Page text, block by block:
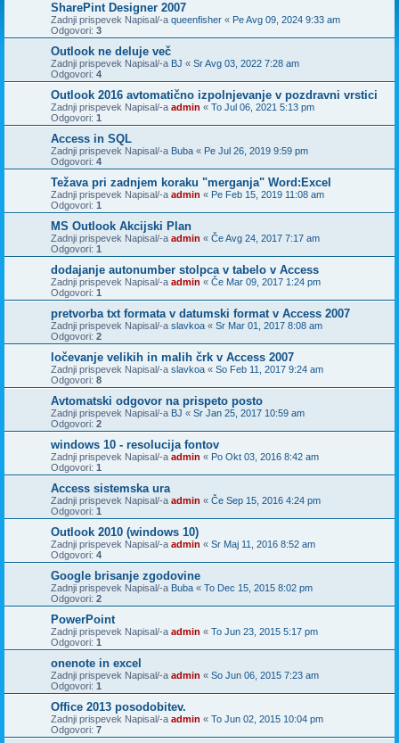
SharePint Designer 2007
Zadnji prispevek Napisal/-a queenfisher « Pe Avg 09, 2024 9:33 am
Odgovori: 3
Outlook ne deluje več
Zadnji prispevek Napisal/-a BJ « Sr Avg 03, 2022 7:28 am
Odgovori: 4
Outlook 2016 avtomatično izpolnjevanje v pozdravni vrstici
Zadnji prispevek Napisal/-a admin « To Jul 06, 2021 5:13 pm
Odgovori: 1
Access in SQL
Zadnji prispevek Napisal/-a Buba « Pe Jul 26, 2019 9:59 pm
Odgovori: 4
Težava pri zadnjem koraku "merganja" Word:Excel
Zadnji prispevek Napisal/-a admin « Pe Feb 15, 2019 11:08 am
Odgovori: 1
MS Outlook Akcijski Plan
Zadnji prispevek Napisal/-a admin « Če Avg 24, 2017 7:17 am
Odgovori: 1
dodajanje autonumber stolpca v tabelo v Access
Zadnji prispevek Napisal/-a admin « Če Mar 09, 2017 1:24 pm
Odgovori: 1
pretvorba txt formata v datumski format v Access 2007
Zadnji prispevek Napisal/-a slavkoa « Sr Mar 01, 2017 8:08 am
Odgovori: 2
ločevanje velikih in malih črk v Access 2007
Zadnji prispevek Napisal/-a slavkoa « So Feb 11, 2017 9:24 am
Odgovori: 8
Avtomatski odgovor na prispeto posto
Zadnji prispevek Napisal/-a BJ « Sr Jan 25, 2017 10:59 am
Odgovori: 2
windows 10 - resolucija fontov
Zadnji prispevek Napisal/-a admin « Po Okt 03, 2016 8:42 am
Odgovori: 1
Access sistemska ura
Zadnji prispevek Napisal/-a admin « Če Sep 15, 2016 4:24 pm
Odgovori: 1
Outlook 2010 (windows 10)
Zadnji prispevek Napisal/-a admin « Sr Maj 11, 2016 8:52 am
Odgovori: 4
Google brisanje zgodovine
Zadnji prispevek Napisal/-a Buba « To Dec 15, 2015 8:02 pm
Odgovori: 2
PowerPoint
Zadnji prispevek Napisal/-a admin « To Jun 23, 2015 5:17 pm
Odgovori: 1
onenote in excel
Zadnji prispevek Napisal/-a admin « So Jun 06, 2015 7:23 am
Odgovori: 1
Office 2013 posodobitev.
Zadnji prispevek Napisal/-a admin « To Jun 02, 2015 10:04 pm
Odgovori: 7